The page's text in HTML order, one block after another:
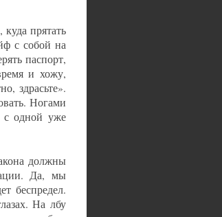
прятать
с собой на
паспорт,
и хожу,
здрасьте».
Ногами
с одной уже
должны
Да, мы
беспредел.
На лбу